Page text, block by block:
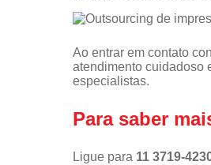
Ao entrar em contato
atendimento cuidadoso
especialistas.
Para saber
Ligue para 11 3719-